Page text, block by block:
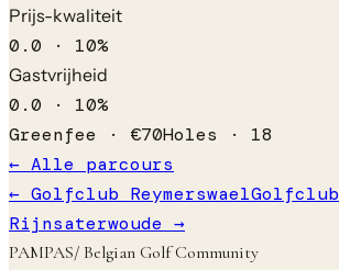
Prijs-kwaliteit
0.0 · 10%
Gastvrijheid
0.0 · 10%
Greenfee · €70Holes · 18
← Alle parcours
← Golfclub ReymerswaelGolfclub
Rijnsaterwoude →
PAMPAS/ Belgian Golf Community